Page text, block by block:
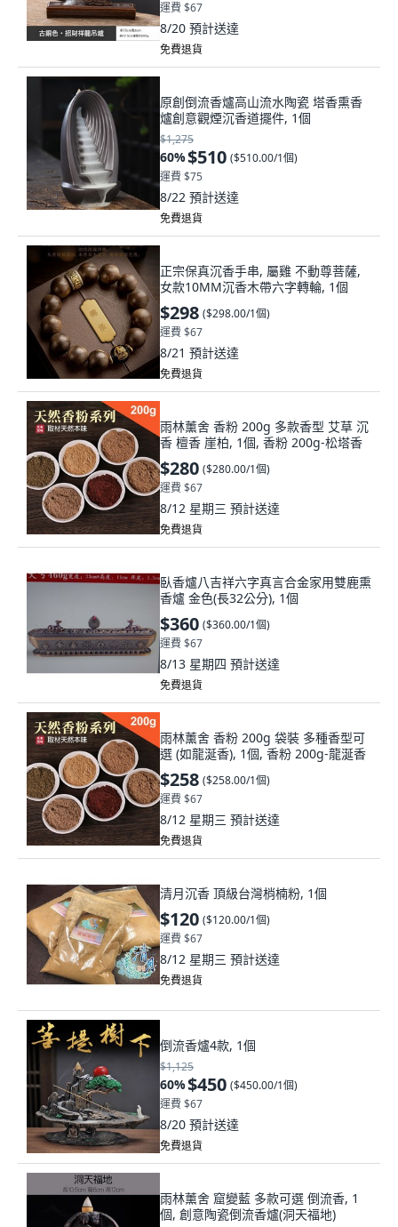
運費 $67
8/20 預計送達
免費退貨
原創倒流香爐高山流水陶瓷 塔香熏香
爐創意觀煙沉香道擺件, 1個
$1,275
60%$510 ($510.00/1個)
運費 $75
8/22 預計送達
免費退貨
正宗保真沉香手串, 屬雞 不動尊菩薩,
女款10MM沉香木帶六字轉輪, 1個
$298 ($298.00/1個)
運費 $67
8/21 預計送達
免費退貨
雨林薰舍 香粉 200g 多款香型 艾草 沉
香 檀香 崖柏, 1個, 香粉 200g-松塔香
$280 ($280.00/1個)
運費 $67
8/12 星期三 預計送達
免費退貨
臥香爐八吉祥六字真言合金家用雙鹿熏
香爐 金色(長32公分), 1個
$360 ($360.00/1個)
運費 $67
8/13 星期四 預計送達
免費退貨
雨林薰舍 香粉 200g 袋裝 多種香型可
選 (如龍涎香), 1個, 香粉 200g-龍涎香
$258 ($258.00/1個)
運費 $67
8/12 星期三 預計送達
免費退貨
清月沉香 頂級台灣梢楠粉, 1個
$120 ($120.00/1個)
運費 $67
8/12 星期三 預計送達
免費退貨
倒流香爐4款, 1個
$1,125
60%$450 ($450.00/1個)
運費 $67
8/20 預計送達
免費退貨
雨林薰舍 窟變藍 多款可選 倒流香, 1
個, 創意陶瓷倒流香爐(洞天福地)